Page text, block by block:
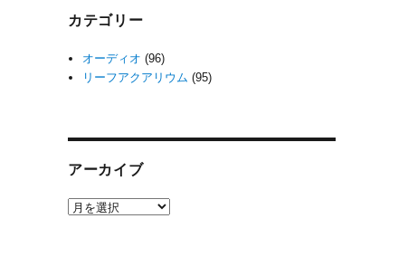
カテゴリー
オーディオ (96)
リーフアクアリウム (95)
アーカイブ
ア